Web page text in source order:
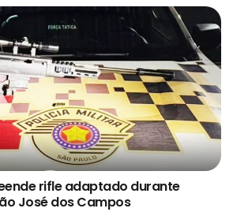
rifle adaptado durante
José dos Campos